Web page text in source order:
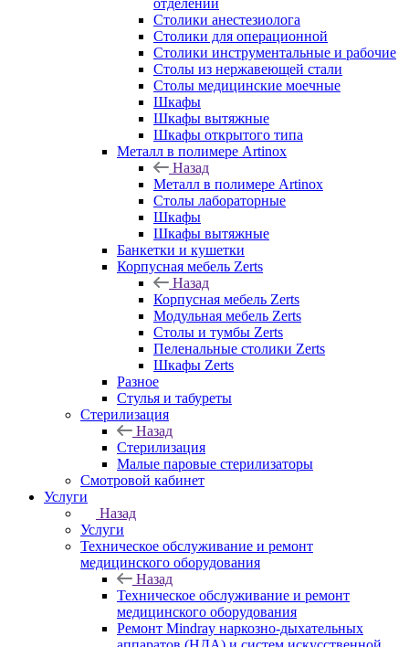
отделений
Столики анестезиолога
Столики для операционной
Столики инструментальные и рабочие
Столы из нержавеющей стали
Столы медицинские моечные
Шкафы
Шкафы вытяжные
Шкафы открытого типа
Металл в полимере Artinox
Назад
Металл в полимере Artinox
Столы лабораторные
Шкафы
Шкафы вытяжные
Банкетки и кушетки
Корпусная мебель Zerts
Назад
Корпусная мебель Zerts
Модульная мебель Zerts
Столы и тумбы Zerts
Пеленальные столики Zerts
Шкафы Zerts
Разное
Стулья и табуреты
Стерилизация
Назад
Стерилизация
Малые паровые стерилизаторы
Смотровой кабинет
Услуги
Назад
Услуги
Техническое обслуживание и ремонт
медицинского оборудования
Назад
Техническое обслуживание и ремонт
медицинского оборудования
Ремонт Mindray наркозно-дыхательных